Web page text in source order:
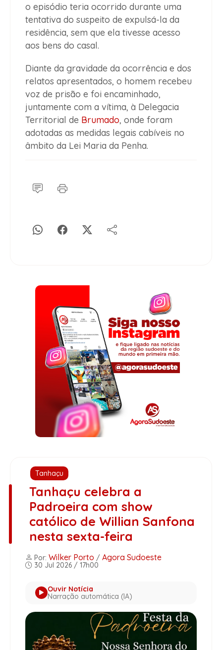
o episódio teria ocorrido durante uma
tentativa do suspeito de expulsá-la da
residência, sem que ela tivesse acesso
aos bens do casal.
Diante da gravidade da ocorrência e dos
relatos apresentados, o homem recebeu
voz de prisão e foi encaminhado,
juntamente com a vítima, à Delegacia
Territorial de Brumado, onde foram
adotadas as medidas legais cabíveis no
âmbito da Lei Maria da Penha.
Tanhaçu
Tanhaçu celebra a
Padroeira com show
católico de Willian Sanfona
nesta sexta-feira
Por: Wilker Porto / Agora Sudoeste
30 Jul 2026 / 17h00
Ouvir Notícia
Narração automática (IA)